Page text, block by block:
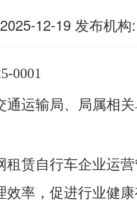
12-19 发布机构:
0001
通运输局、局属相
租赁自行车企业运
效率，促进行业健